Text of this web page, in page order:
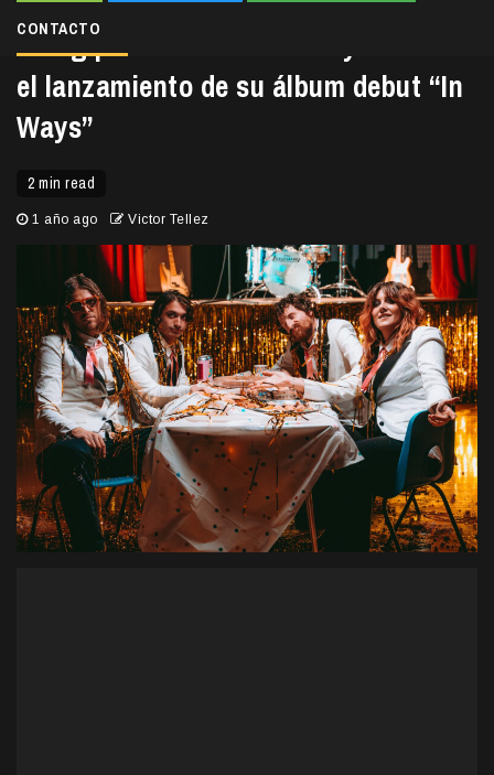
CONTACTO
Slung presenta “Matador” y celebra
el lanzamiento de su álbum debut “In
Ways”
2 min read
1 año ago Victor Tellez